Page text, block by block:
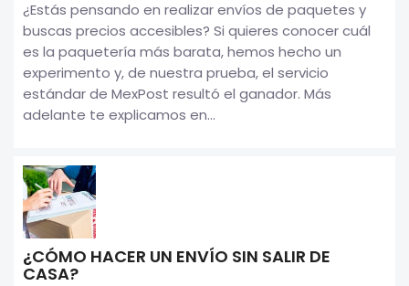
¿Estás pensando en realizar envíos de paquetes y
buscas precios accesibles? Si quieres conocer cuál
es la paquetería más barata, hemos hecho un
experimento y, de nuestra prueba, el servicio
estándar de MexPost resultó el ganador. Más
adelante te explicamos en...
¿CÓMO HACER UN ENVÍO SIN SALIR DE
CASA?